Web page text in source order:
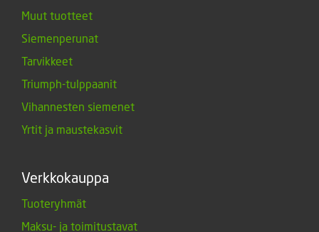
Muut tuotteet
Siemenperunat
Tarvikkeet
Triumph-tulppaanit
Vihannesten siemenet
Yrtit ja maustekasvit
Verkkokauppa
Tuoteryhmät
Maksu- ja toimitustavat